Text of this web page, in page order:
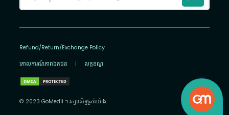
Refund/Return/Exchange Policy
គោលការណ៍​ភាព​ឯកជន | លក្ខខណ្ឌ
© 2023 GoMedii ។ រក្សា​រ​សិទ្ធ​គ្រប់យ៉ាង